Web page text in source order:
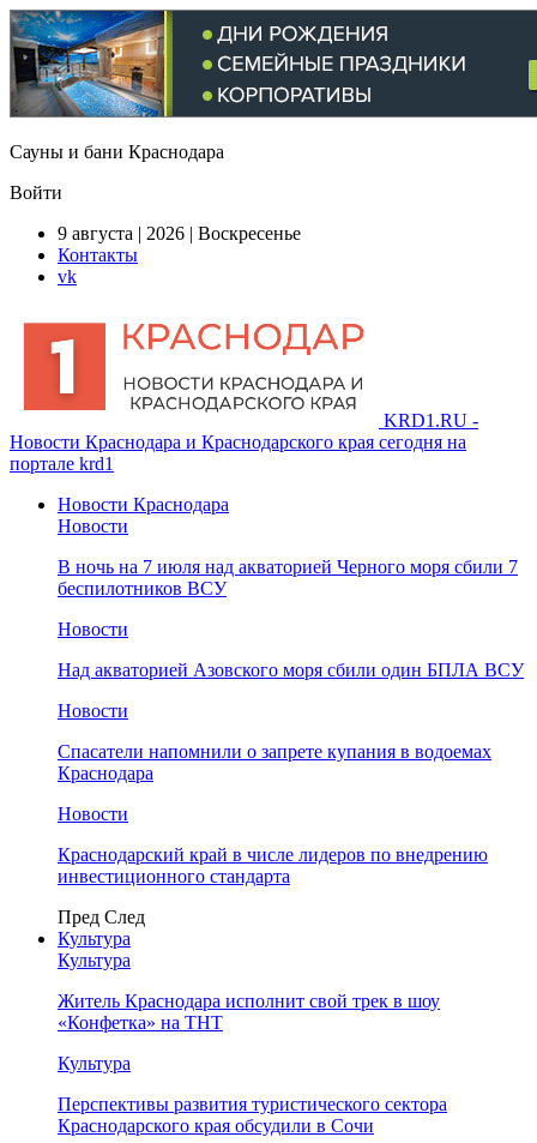
Сауны и бани Краснодара
Войти
9 августа | 2026 | Воскресенье
Контакты
vk
KRD1.RU -
Новости Краснодара и Краснодарского края сегодня на
портале krd1
Новости Краснодара
Новости
В ночь на 7 июля над акваторией Черного моря сбили 7
беспилотников ВСУ
Новости
Над акваторией Азовского моря сбили один БПЛА ВСУ
Новости
Спасатели напомнили о запрете купания в водоемах
Краснодара
Новости
Краснодарский край в числе лидеров по внедрению
инвестиционного стандарта
Пред След
Культура
Культура
Житель Краснодара исполнит свой трек в шоу
«Конфетка» на ТНТ
Культура
Перспективы развития туристического сектора
Краснодарского края обсудили в Сочи